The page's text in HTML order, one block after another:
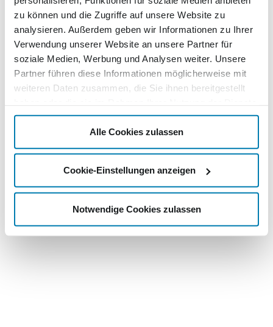
zu können und die Zugriffe auf unsere Website zu
analysieren. Außerdem geben wir Informationen zu Ihrer
Verwendung unserer Website an unsere Partner für
soziale Medien, Werbung und Analysen weiter. Unsere
Partner führen diese Informationen möglicherweise mit
weiteren Daten zusammen, die Sie ihnen bereitgestellt
gesammelt haben.
Alle Cookies zulassen
Cookie-Einstellungen anzeigen
Notwendige Cookies zulassen